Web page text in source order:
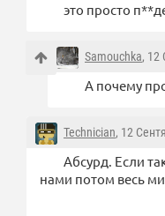
это просто
Samouchka, 12
А почему
Technician, 12
Абсурд. Если
нами потом весь